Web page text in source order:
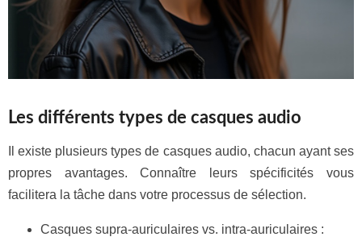
Les différents types de casques audio
Il existe plusieurs types de casques audio, chacun ayant ses
propres avantages. Connaître leurs spécificités vous
facilitera la tâche dans votre processus de sélection.
Casques supra-auriculaires vs. intra-auriculaires :